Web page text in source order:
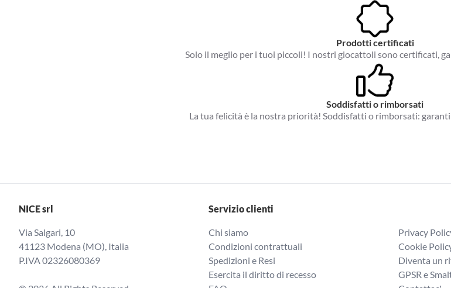
Prodotti certificati
Solo il meglio per i tuoi piccoli! I nostri giocattoli sono certificati,
Soddisfatti o rimborsati
La tua felicità è la nostra priorità! Soddisfatti o rimborsati:
NICE srl
Via Salgari, 10
41123 Modena (MO), Italia
P.IVA 02326080369
Servizio clienti
Chi siamo
Condizioni contrattuali
Spedizioni e Resi
Esercita il diritto di recesso
Privacy
Cookie
Diventa un
GPSR e